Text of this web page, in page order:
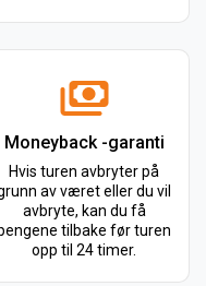
Moneyback -garanti
Hvis turen avbryter på
av været eller du vil
avbryte, kan du få
tilbake før turen
opp til 24 timer.